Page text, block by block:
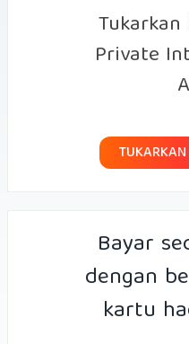
Private
Bayar
dengan
kartu